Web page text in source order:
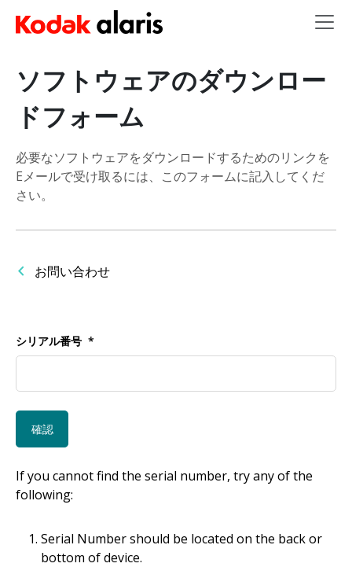
Skip to main content
ソフトウェアのダウンロー
ドフォーム
必要なソフトウェアをダウンロードするためのリンクを
Eメールで受け取るには、このフォームに記入してくだ
さい。
お問い合わせ
シリアル番号
If you cannot find the serial number, try any of the
following:
Serial Number should be located on the back or
bottom of device.